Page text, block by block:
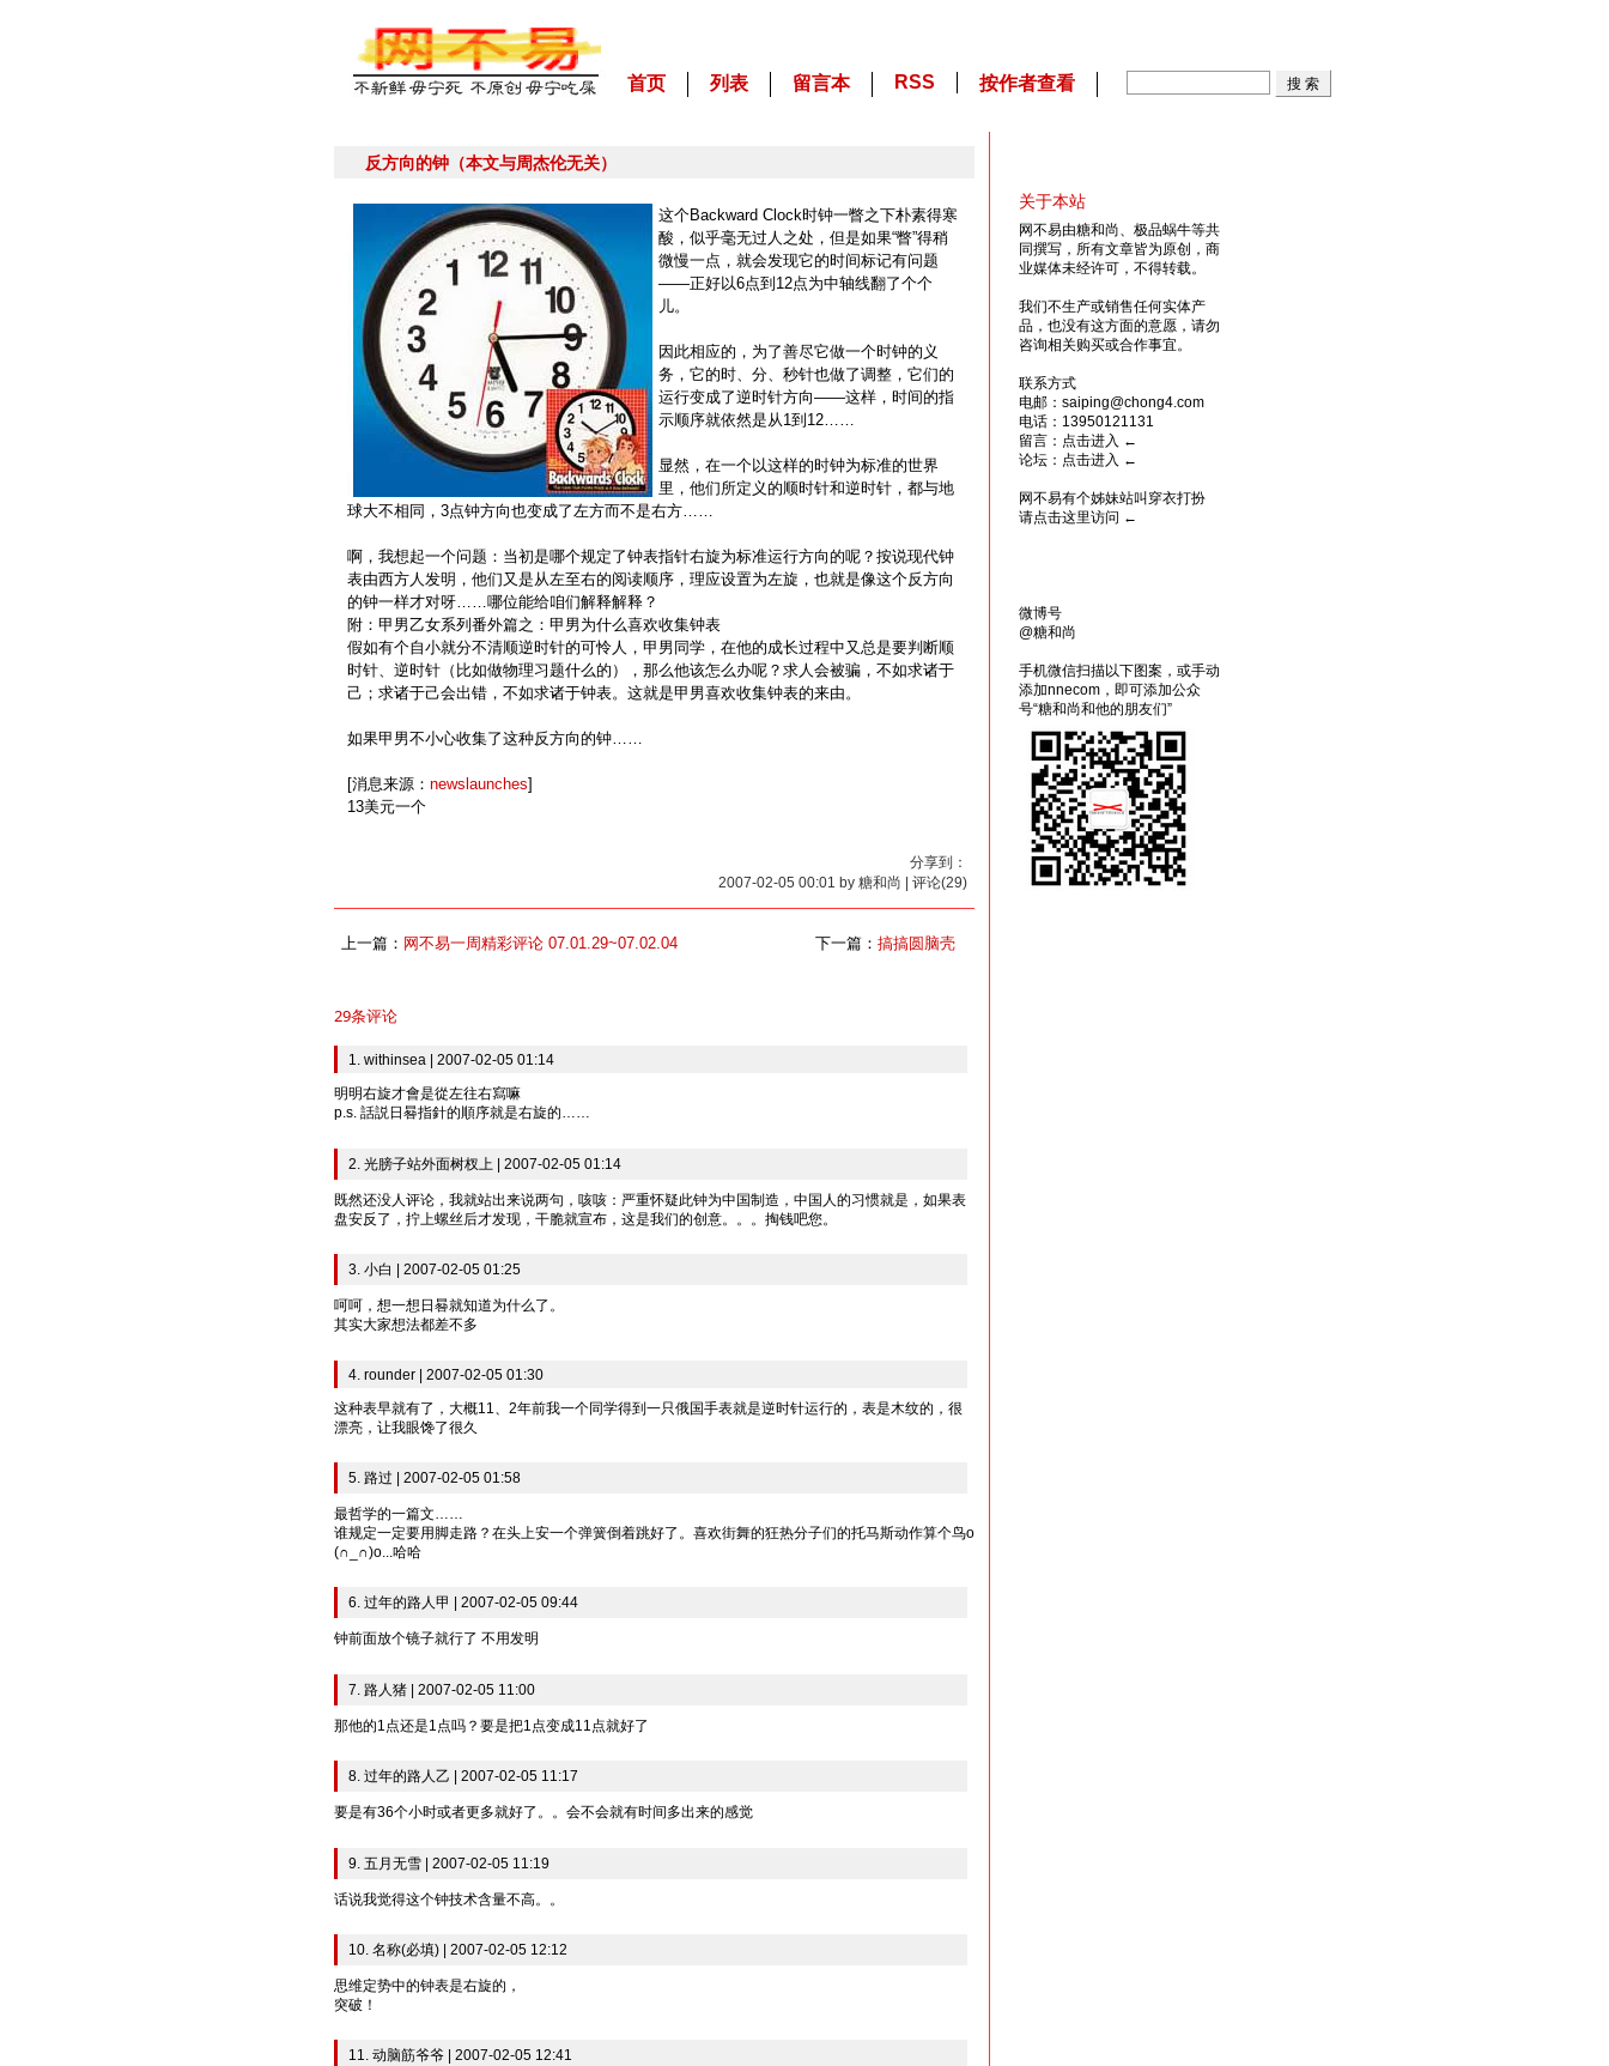
首页 列表 留言本 RSS 按作者查看
反方向的钟（本文与周杰伦无关）
这个Backward Clock时钟一瞥之下朴素得寒
酸，似乎毫无过人之处，但是如果“瞥”得稍
微慢一点，就会发现它的时间标记有问题
——正好以6点到12点为中轴线翻了个个
儿。
因此相应的，为了善尽它做一个时钟的义
务，它的时、分、秒针也做了调整，它们的
运行变成了逆时针方向——这样，时间的指
示顺序就依然是从1到12……
显然，在一个以这样的时钟为标准的世界
里，他们所定义的顺时针和逆时针，都与地
球大不相同，3点钟方向也变成了左方而不是右方……
啊，我想起一个问题：当初是哪个规定了钟表指针右旋为标准运行方向的呢？按说现代钟
表由西方人发明，他们又是从左至右的阅读顺序，理应设置为左旋，也就是像这个反方向
的钟一样才对呀……哪位能给咱们解释解释？
附：甲男乙女系列番外篇之：甲男为什么喜欢收集钟表
假如有个自小就分不清顺逆时针的可怜人，甲男同学，在他的成长过程中又总是要判断顺
时针、逆时针（比如做物理习题什么的），那么他该怎么办呢？求人会被骗，不如求诸于
己；求诸于己会出错，不如求诸于钟表。这就是甲男喜欢收集钟表的来由。
如果甲男不小心收集了这种反方向的钟……
[消息来源： newslaunches]
13美元一个
分享到：
2007-02-05 00:01 by 糖和尚 | 评论(29)
上一篇： 网不易一周精彩评论 07.01.29~07.02.04 下一篇： 搞搞圆脑壳
29条评论
1. withinsea | 2007-02-05 01:14
明明右旋才會是從左往右寫嘛
p.s. 話説日晷指針的順序就是右旋的……
2. 光膀子站外面树杈上 | 2007-02-05 01:14
既然还没人评论，我就站出来说两句，咳咳：严重怀疑此钟为中国制造，中国人的习惯就是，如果表
盘安反了，拧上螺丝后才发现，干脆就宣布，这是我们的创意。。。掏钱吧您。
3. 小白 | 2007-02-05 01:25
呵呵，想一想日晷就知道为什么了。
其实大家想法都差不多
4. rounder | 2007-02-05 01:30
这种表早就有了，大概11、2年前我一个同学得到一只俄国手表就是逆时针运行的，表是木纹的，很
漂亮，让我眼馋了很久
5. 路过 | 2007-02-05 01:58
最哲学的一篇文……
谁规定一定要用脚走路？在头上安一个弹簧倒着跳好了。喜欢街舞的狂热分子们的托马斯动作算个鸟o
(∩_∩)o...哈哈
6. 过年的路人甲 | 2007-02-05 09:44
钟前面放个镜子就行了 不用发明
7. 路人猪 | 2007-02-05 11:00
那他的1点还是1点吗？要是把1点变成11点就好了
8. 过年的路人乙 | 2007-02-05 11:17
要是有36个小时或者更多就好了。。会不会就有时间多出来的感觉
9. 五月无雪 | 2007-02-05 11:19
话说我觉得这个钟技术含量不高。。
10. 名称(必填) | 2007-02-05 12:12
思维定势中的钟表是右旋的，
突破！
11. 动脑筋爷爷 | 2007-02-05 12:41
关于本站
网不易由糖和尚、极品蜗牛等共
同撰写，所有文章皆为原创，商
业媒体未经许可，不得转载。
我们不生产或销售任何实体产
品，也没有这方面的意愿，请勿
咨询相关购买或合作事宜。
联系方式
电邮：saiping@chong4.com
电话：13950121131
留言： 点击进入 ←
论坛： 点击进入 ←
网不易有个姊妹站叫穿衣打扮
请点击这里访问 ←
微博号
@糖和尚
手机微信扫描以下图案，或手动
添加nnecom，即可添加公众
号“糖和尚和他的朋友们”